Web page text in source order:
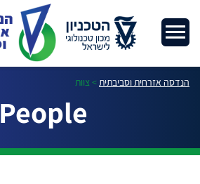
הנדסה אזרחית וסביבתית>צוות
People